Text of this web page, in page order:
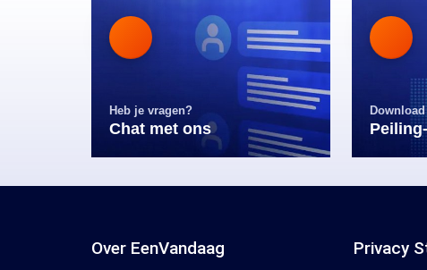
Heb je vragen?
Chat met ons
Over EenVandaag Privacy